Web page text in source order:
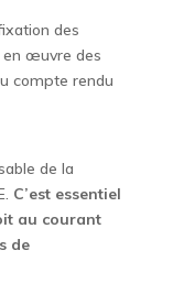
des
en œuvre des
compte rendu
de la
C’est essentiel
au courant
de